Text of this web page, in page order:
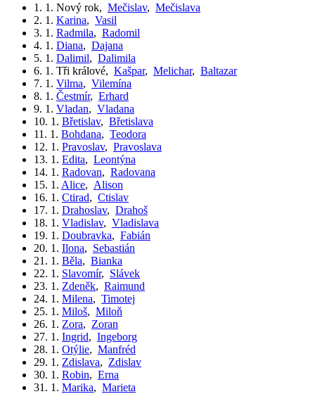
1. 1. Nový rok, Mečislav, Mečislava
2. 1. Karina, Vasil
3. 1. Radmila, Radomil
4. 1. Diana, Dajana
5. 1. Dalimil, Dalimila
6. 1. Tři králové, Kašpar, Melichar, Baltazar
7. 1. Vilma, Vilemína
8. 1. Čestmír, Erhard
9. 1. Vladan, Vladana
10. 1. Břetislav, Břetislava
11. 1. Bohdana, Teodora
12. 1. Pravoslav, Pravoslava
13. 1. Edita, Leontýna
14. 1. Radovan, Radovana
15. 1. Alice, Alison
16. 1. Ctirad, Ctislav
17. 1. Drahoslav, Drahoš
18. 1. Vladislav, Vladislava
19. 1. Doubravka, Fabián
20. 1. Ilona, Sebastián
21. 1. Běla, Bianka
22. 1. Slavomír, Slávek
23. 1. Zdeněk, Raimund
24. 1. Milena, Timotej
25. 1. Miloš, Miloň
26. 1. Zora, Zoran
27. 1. Ingrid, Ingeborg
28. 1. Otýlie, Manfréd
29. 1. Zdislava, Zdislav
30. 1. Robin, Erna
31. 1. Marika, Marieta